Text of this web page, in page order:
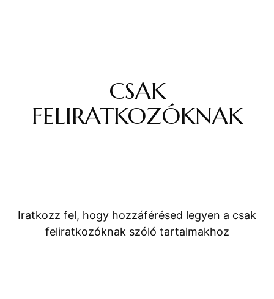
CSAK
FELIRATKOZÓKNAK
Iratkozz fel, hogy hozzáférésed legyen a csak
feliratkozóknak szóló tartalmakhoz